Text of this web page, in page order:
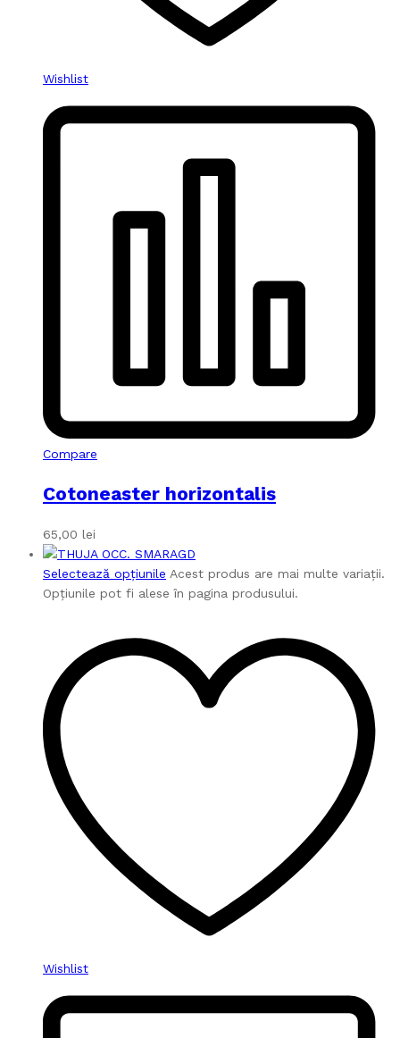
Wishlist
Compare
Cotoneaster horizontalis
65,00 lei
Selectează opțiunile Acest produs are mai multe variații.
Opțiunile pot fi alese în pagina produsului.
Wishlist